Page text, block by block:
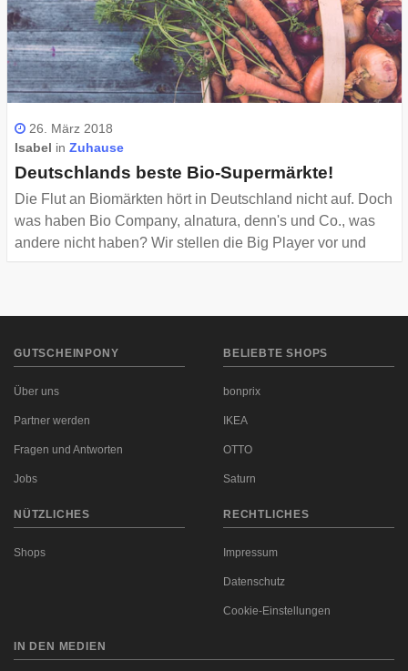
26. März 2018
Isabel in Zuhause
Deutschlands beste Bio-Supermärkte!
Die Flut an Biomärkten hört in Deutschland nicht auf. Doch
was haben Bio Company, alnatura, denn's und Co., was
andere nicht haben? Wir stellen die Big Player vor und
verraten euch, welcher der mit Abstand beste Bio-
GUTSCHEINPONY
Über uns
Partner werden
Fragen und Antworten
Jobs
BELIEBTE SHOPS
bonprix
IKEA
OTTO
Saturn
NÜTZLICHES
Shops
RECHTLICHES
Impressum
Datenschutz
Cookie-Einstellungen
IN DEN MEDIEN